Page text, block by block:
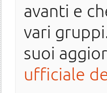
avanti e
vari
suoi
ufficiale